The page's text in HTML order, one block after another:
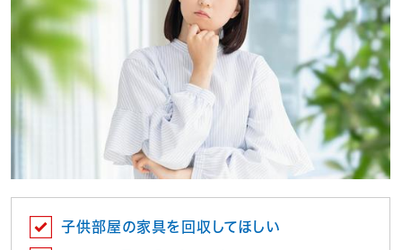
子供部屋の家具を回収してほしい